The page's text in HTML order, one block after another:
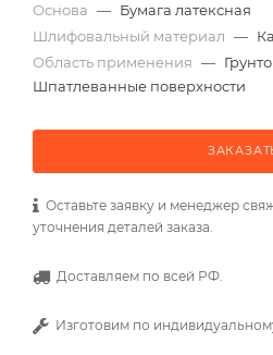
Основа — Бумага латексная
Шлифовальный материал —
Область применения —
Шпатлеванные поверхности
Оставьте заявку и менеджер
уточнения деталей заказа.
Доставляем по всей РФ.
Изготовим по